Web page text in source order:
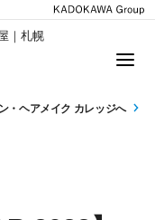
｜札幌
・ ヘアメイク カレッジへ